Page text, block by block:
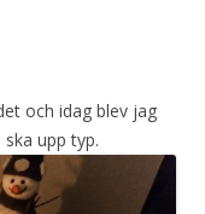
och idag blev jag
upp typ.